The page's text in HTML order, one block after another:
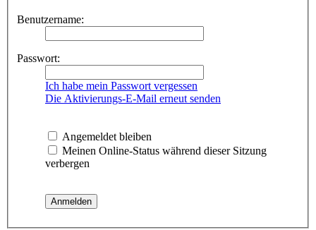
Benutzername:
Passwort:
Ich habe mein Passwort vergessen
Die Aktivierungs-E-Mail erneut senden
Angemeldet bleiben
Meinen Online-Status während dieser Sitzung
verbergen